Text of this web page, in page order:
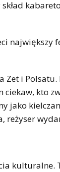
największy
i
kto
jako
reżyser
kulturalne.